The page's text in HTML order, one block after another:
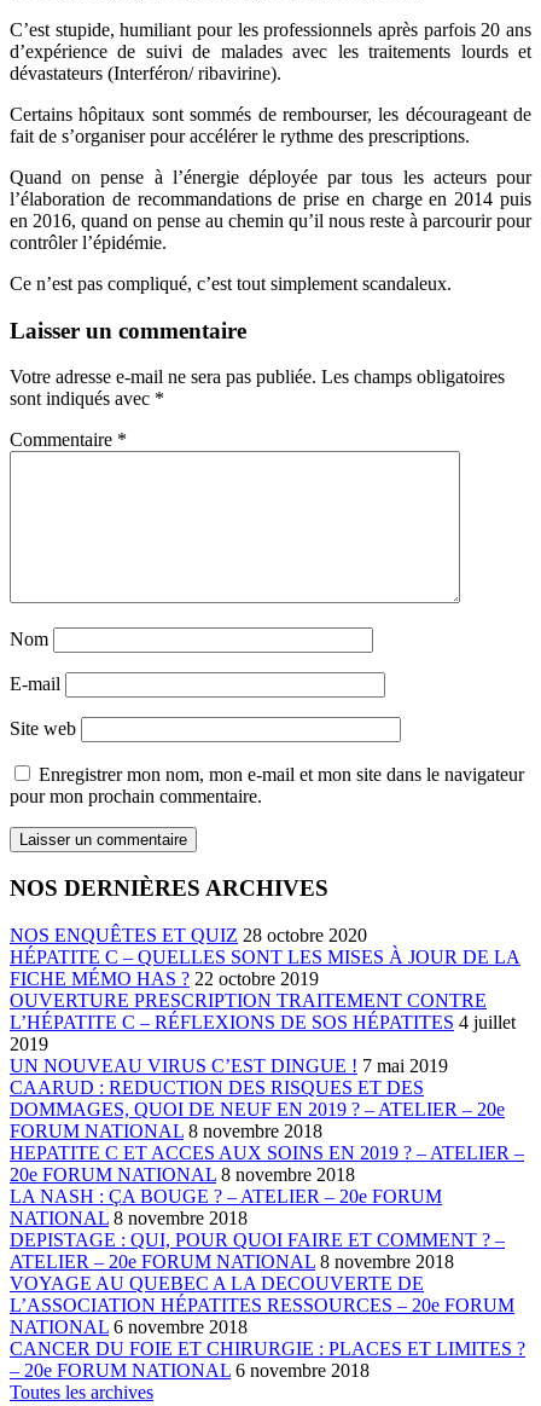
C’est stupide, humiliant pour les professionnels après parfois 20 ans
d’expérience de suivi de malades avec les traitements lourds et
dévastateurs (Interféron/ ribavirine).
Certains hôpitaux sont sommés de rembourser, les décourageant de
fait de s’organiser pour accélérer le rythme des prescriptions.
Quand on pense à l’énergie déployée par tous les acteurs pour
l’élaboration de recommandations de prise en charge en 2014 puis
en 2016, quand on pense au chemin qu’il nous reste à parcourir pour
contrôler l’épidémie.
Ce n’est pas compliqué, c’est tout simplement scandaleux.
Laisser un commentaire
Votre adresse e-mail ne sera pas publiée. Les champs obligatoires
sont indiqués avec *
Commentaire *
Nom
E-mail
Site web
Enregistrer mon nom, mon e-mail et mon site dans le navigateur
pour mon prochain commentaire.
NOS DERNIÈRES ARCHIVES
NOS ENQUÊTES ET QUIZ 28 octobre 2020
HÉPATITE C – QUELLES SONT LES MISES À JOUR DE LA
FICHE MÉMO HAS ? 22 octobre 2019
OUVERTURE PRESCRIPTION TRAITEMENT CONTRE
L’HÉPATITE C – RÉFLEXIONS DE SOS HÉPATITES 4 juillet
2019
UN NOUVEAU VIRUS C’EST DINGUE ! 7 mai 2019
CAARUD : REDUCTION DES RISQUES ET DES
DOMMAGES, QUOI DE NEUF EN 2019 ? – ATELIER – 20e
FORUM NATIONAL 8 novembre 2018
HEPATITE C ET ACCES AUX SOINS EN 2019 ? – ATELIER –
20e FORUM NATIONAL 8 novembre 2018
LA NASH : ÇA BOUGE ? – ATELIER – 20e FORUM
NATIONAL 8 novembre 2018
DEPISTAGE : QUI, POUR QUOI FAIRE ET COMMENT ? –
ATELIER – 20e FORUM NATIONAL 8 novembre 2018
VOYAGE AU QUEBEC A LA DECOUVERTE DE
L’ASSOCIATION HÉPATITES RESSOURCES – 20e FORUM
NATIONAL 6 novembre 2018
CANCER DU FOIE ET CHIRURGIE : PLACES ET LIMITES ?
– 20e FORUM NATIONAL 6 novembre 2018
Toutes les archives